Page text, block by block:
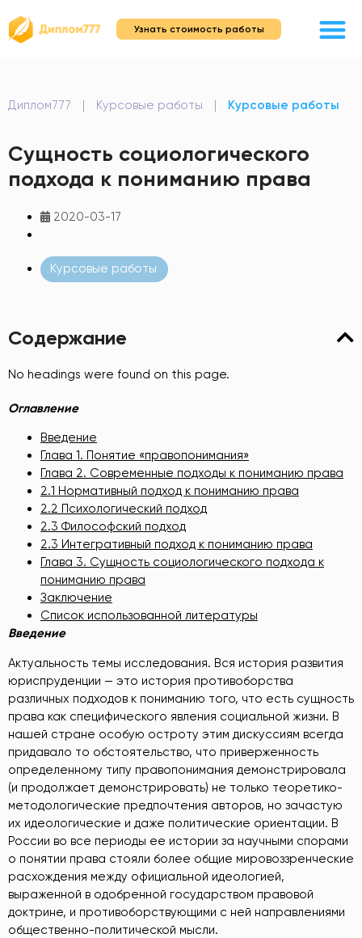
Узнать стоимость работы
Диплом777 | Курсовые работы | Курсовые работы
Сущность социологического
подхода к пониманию права
2020-03-17
Курсовые работы
Содержание
No headings were found on this page.
Оглавление
Введение
Глава 1. Понятие «правопонимания»
Глава 2. Современные подходы к пониманию права
2.1 Нормативный подход к пониманию права
2.2 Психологический подход
2.3 Философский подход
2.3 Интегративный подход к пониманию права
Глава 3. Сущность социологического подхода к
пониманию права
Заключение
Список использованной литературы
Введение
Актуальность темы исследования. Вся история развития
юриспруденции — это история противоборства
различных подходов к пониманию того, что есть сущность
права как специфического явления социальной жизни. В
нашей стране особую остроту этим дискуссиям всегда
придавало то обстоятельство, что приверженность
определенному типу правопонимания демонстрировала
(и продолжает демонстрировать) не только теоретико-
методологические предпочтения авторов, но зачастую
их идеологические и даже политические ориентации. В
России во все периоды ее истории за научными спорами
о понятии права стояли более общие мировоззренческие
расхождения между официальной идеологией,
выраженной в одобренной государством правовой
доктрине, и противоборствующими с ней направлениями
общественно-политической мысли.